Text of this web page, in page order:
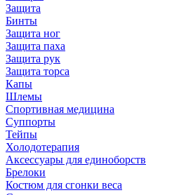
Защита
Бинты
Защита ног
Защита паха
Защита рук
Защита торса
Капы
Шлемы
Спортивная медицина
Суппорты
Тейпы
Холодотерапия
Аксессуары для единоборств
Брелоки
Костюм для сгонки веса